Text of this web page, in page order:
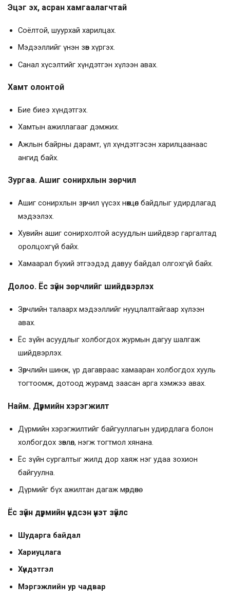
Эцэг эх, асран хамгаалагчтай
Соёлтой, шуурхай харилцах.
Мэдээллийг үнэн зөв хүргэх.
Санал хүсэлтийг хүндэтгэн хүлээн авах.
Хамт олонтой
Бие биеэ хүндэтгэх.
Хамтын ажиллагааг дэмжих.
Ажлын байрны дарамт, үл хүндэтгэсэн харилцаанаас
ангид байх.
Зургаа. Ашиг сонирхлын зөрчил
Ашиг сонирхлын зөрчил үүсэх нөхцөл байдлыг удирдлагад
мэдээлэх.
Хувийн ашиг сонирхолтой асуудлын шийдвэр гаргалтад
оролцохгүй байх.
Хамаарал бүхий этгээдэд давуу байдал олгохгүй байх.
Долоо. Ёс зүйн зөрчлийг шийдвэрлэх
Зөрчлийн талаарх мэдээллийг нууцлалтайгаар хүлээн
авах.
Ёс зүйн асуудлыг холбогдох журмын дагуу шалгаж
шийдвэрлэх.
Зөрчлийн шинж, үр дагавраас хамааран холбогдох хууль
тогтоомж, дотоод журамд заасан арга хэмжээ авах.
Найм. Дүрмийн хэрэгжилт
Дүрмийн хэрэгжилтийг байгууллагын удирдлага болон
холбогдох зөвлөл, нэгж тогтмол хянана.
Ёс зүйн сургалтыг жилд дор хаяж нэг удаа зохион
байгуулна.
Дүрмийг бүх ажилтан дагаж мөрдөнө.
Ёс зүйн дүрмийн үндсэн үнэт зүйлс
Шударга байдал
Хариуцлага
Хүндэтгэл
Мэргэжлийн ур чадвар